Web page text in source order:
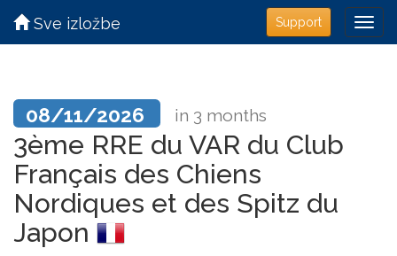
Support
Sve izložbe
08/11/2026 in 3 months
3ème RRE du VAR du Club
Français des Chiens
Nordiques et des Spitz du
Japon